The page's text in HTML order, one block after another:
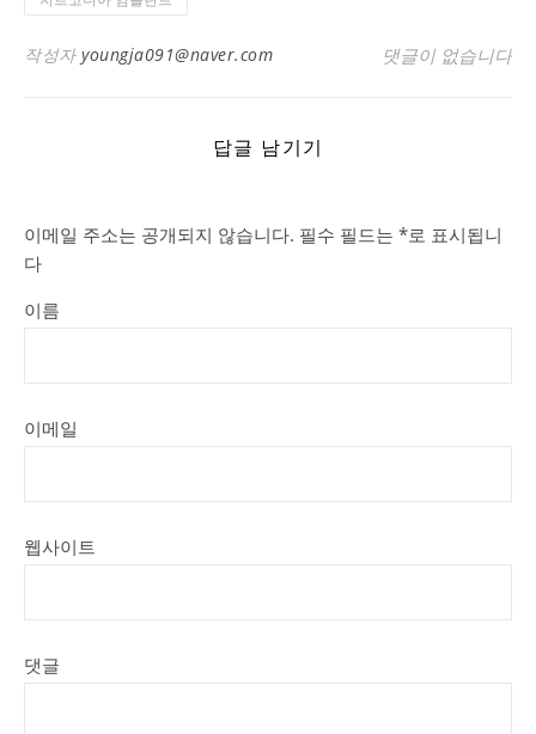
작성자 youngja091@naver.com 댓글이 없습니다
답글 남기기
이메일 주소는 공개되지 않습니다. 필수 필드는 *로 표시됩니
다
이름
이메일
웹사이트
댓글